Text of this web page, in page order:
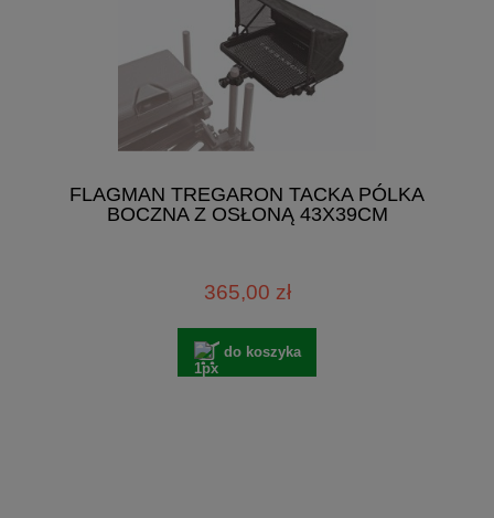
FLAGMAN TREGARON TACKA PÓLKA
BOCZNA Z OSŁONĄ 43X39CM
365,00 zł
do koszyka